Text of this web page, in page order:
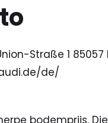
Straße 1
de/
bodemprijs.